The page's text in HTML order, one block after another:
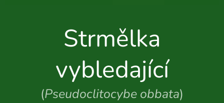
Strmělka
vybledající
(Pseudoclitocybe obbata)